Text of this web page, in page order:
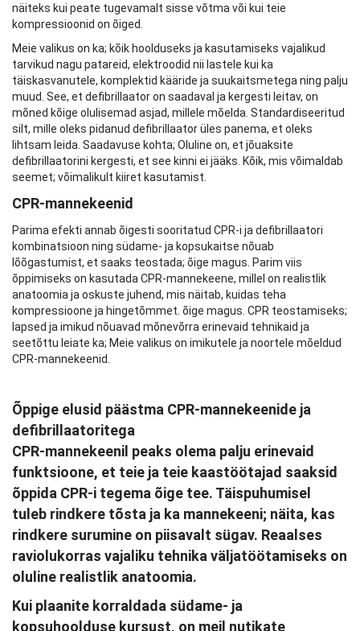
näiteks kui peate tugevamalt sisse võtma või kui teie
kompressioonid on õiged.
Meie valikus on ka; kõik hoolduseks ja kasutamiseks vajalikud
tarvikud nagu patareid, elektroodid nii lastele kui ka
täiskasvanutele, komplektid kääride ja suukaitsmetega ning palju
muud. See, et defibrillaator on saadaval ja kergesti leitav, on
mõned kõige olulisemad asjad, millele mõelda. Standardiseeritud
silt, mille oleks pidanud defibrillaator üles panema, et oleks
lihtsam leida. Saadavuse kohta; Oluline on, et jõuaksite
defibrillaatorini kergesti, et see kinni ei jääks. Kõik, mis võimaldab
seemet; võimalikult kiiret kasutamist.
CPR-mannekeenid
Parima efekti annab õigesti sooritatud CPR-i ja defibrillaatori
kombinatsioon ning südame- ja kopsukaitse nõuab
lõõgastumist, et saaks teostada; õige magus. Parim viis
õppimiseks on kasutada CPR-mannekeene, millel on realistlik
anatoomia ja oskuste juhend, mis näitab, kuidas teha
kompressioone ja hingetõmmet. õige magus. CPR teostamiseks;
lapsed ja imikud nõuavad mõnevõrra erinevaid tehnikaid ja
seetõttu leiate ka; Meie valikus on imikutele ja noortele mõeldud
CPR-mannekeenid.
Õppige elusid päästma CPR-mannekeenide ja
defibrillaatoritega
CPR-mannekeenil peaks olema palju erinevaid
funktsioone, et teie ja teie kaastöötajad saaksid
õppida CPR-i tegema õige tee. Täispuhumisel
tuleb rindkere tõsta ja ka mannekeeni; näita, kas
rindkere surumine on piisavalt sügav. Reaalses
raviolukorras vajaliku tehnika väljatöötamiseks on
oluline realistlik anatoomia.
Kui plaanite korraldada südame- ja
kopsuhoolduse kursust, on meil nutikate